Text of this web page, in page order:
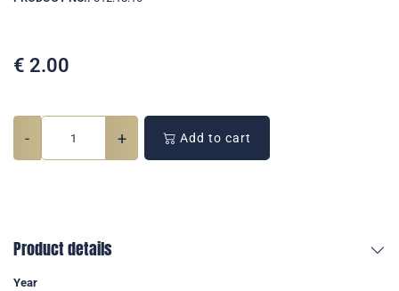
€ 2.00
- + Add to cart
Product details
Year